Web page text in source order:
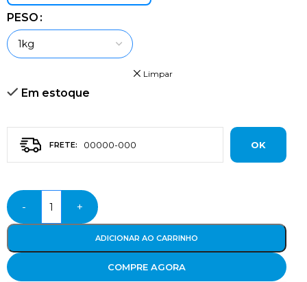
PESO
Limpar
Em estoque
OK
- +
ADICIONAR AO CARRINHO
COMPRE AGORA